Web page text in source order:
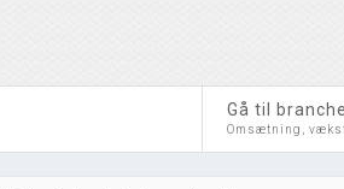
Gå til
Omsætning,